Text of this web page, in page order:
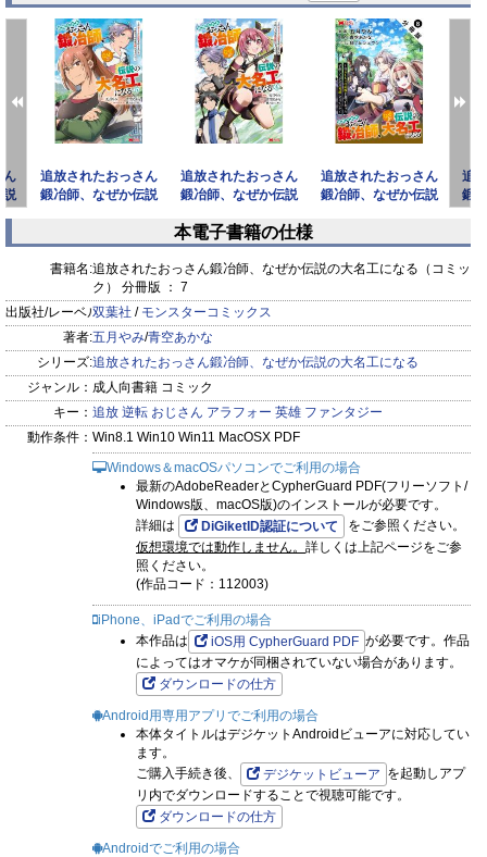
ん
説
追放されたおっさん
鍛冶師、なぜか伝説
追放されたおっさん
鍛冶師、なぜか伝説
ミック
追放されたおっさん
鍛冶師、なぜか伝説
追
鍛
prev next
本電子書籍の仕様
書籍名:追放されたおっさん鍛冶師、なぜか伝説の大名工になる（コミッ
ク） 分冊版 ： 7
出版社/レーベル:双葉社 / モンスターコミックス
著者:五月やみ/青空あかな
シリーズ:追放されたおっさん鍛冶師、なぜか伝説の大名工になる
ジャンル： 成人向書籍 コミック
キー： 追放 逆転 おじさん アラフォー 英雄 ファンタジー
動作条件： Win8.1 Win10 Win11 MacOSX PDF
Windows＆macOSパソコンでご利用の場合
最新のAdobeReaderとCypherGuard PDF(フリーソフト/
Windows版、macOS版)のインストールが必要です。
詳細は
DiGiketID認証について
をご参照ください。
仮想環境では動作しません。 詳しくは上記ページをご参
照ください。
(作品コード：112003)
iPhone、iPadでご利用の場合
本作品は
iOS用 CypherGuard PDF が必要です。作品
によってはオマケが同梱されていない場合があります。
ダウンロードの仕方
Android用専用アプリでご利用の場合
本体タイトルはデジケットAndroidビューアに対応してい
ます。
ご購入手続き後、
デジケットビューア を起動しアプ
リ内でダウンロードすることで視聴可能です。
ダウンロードの仕方
Androidでご利用の場合